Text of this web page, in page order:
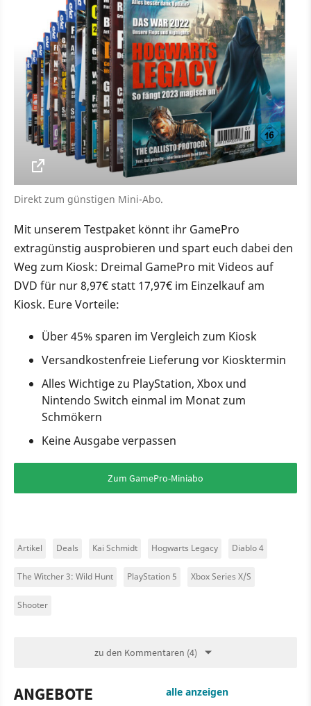
Direkt zum günstigen Mini-Abo.
Mit unserem Testpaket könnt ihr GamePro
extragünstig ausprobieren und spart euch dabei den
Weg zum Kiosk: Dreimal GamePro mit Videos auf
DVD für nur 8,97€ statt 17,97€ im Einzelkauf am
Kiosk. Eure Vorteile:
Über 45% sparen im Vergleich zum Kiosk
Versandkostenfreie Lieferung vor Kiosktermin
Alles Wichtige zu PlayStation, Xbox und
Nintendo Switch einmal im Monat zum
Schmökern
Keine Ausgabe verpassen
Zum GamePro-Miniabo
Artikel Deals Kai Schmidt Hogwarts Legacy Diablo 4
The Witcher 3: Wild Hunt PlayStation 5 Xbox Series X/S
Shooter
zu den Kommentaren (4)
ANGEBOTE alle anzeigen